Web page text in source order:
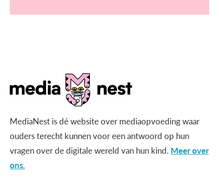
MediaNest is dé website over mediaopvoeding waar
ouders terecht kunnen voor een antwoord op hun
vragen over de digitale wereld van hun kind. Meer over
ons.